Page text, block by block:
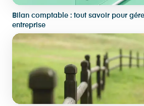
Bilan comptable : tout savoir pour
entreprise